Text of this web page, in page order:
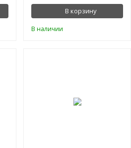
В корзину
В наличии